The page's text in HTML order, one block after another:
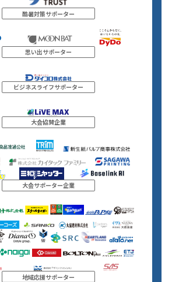
酷暑対策サポーター
思い出サポーター
ビジネスライフサポーター
大会協賛企業
大会サポーター企業
地域応援サポーター